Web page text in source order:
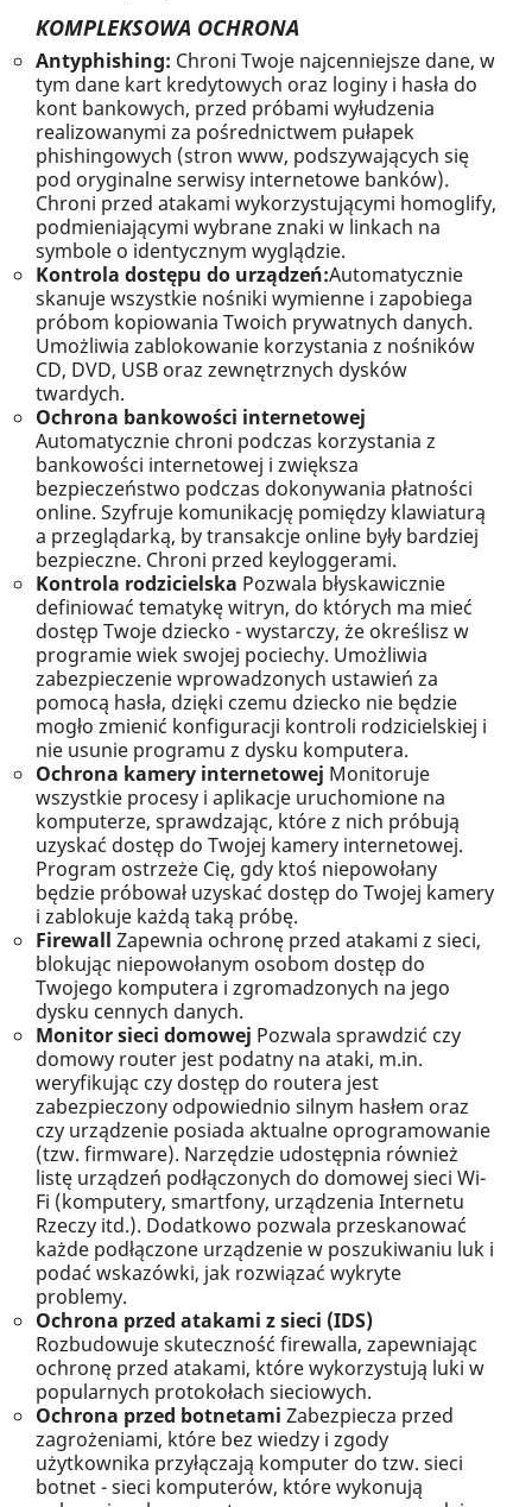
KOMPLEKSOWA OCHRONA
Antyphishing: Chroni Twoje najcenniejsze dane, w
tym dane kart kredytowych oraz loginy i hasła do
kont bankowych, przed próbami wyłudzenia
realizowanymi za pośrednictwem pułapek
phishingowych (stron www, podszywających się
pod oryginalne serwisy internetowe banków).
Chroni przed atakami wykorzystującymi homoglify,
podmieniającymi wybrane znaki w linkach na
symbole o identycznym wyglądzie.
Kontrola dostępu do urządzeń:Automatycznie
skanuje wszystkie nośniki wymienne i zapobiega
próbom kopiowania Twoich prywatnych danych.
Umożliwia zablokowanie korzystania z nośników
CD, DVD, USB oraz zewnętrznych dysków
twardych.
Ochrona bankowości internetowej
Automatycznie chroni podczas korzystania z
bankowości internetowej i zwiększa
bezpieczeństwo podczas dokonywania płatności
online. Szyfruje komunikację pomiędzy klawiaturą
a przeglądarką, by transakcje online były bardziej
bezpieczne. Chroni przed keyloggerami.
Kontrola rodzicielska Pozwala błyskawicznie
definiować tematykę witryn, do których ma mieć
dostęp Twoje dziecko - wystarczy, że określisz w
programie wiek swojej pociechy. Umożliwia
zabezpieczenie wprowadzonych ustawień za
pomocą hasła, dzięki czemu dziecko nie będzie
mogło zmienić konfiguracji kontroli rodzicielskiej i
nie usunie programu z dysku komputera.
Ochrona kamery internetowej Monitoruje
wszystkie procesy i aplikacje uruchomione na
komputerze, sprawdzając, które z nich próbują
uzyskać dostęp do Twojej kamery internetowej.
Program ostrzeże Cię, gdy ktoś niepowołany
będzie próbował uzyskać dostęp do Twojej kamery
i zablokuje każdą taką próbę.
Firewall Zapewnia ochronę przed atakami z sieci,
blokując niepowołanym osobom dostęp do
Twojego komputera i zgromadzonych na jego
dysku cennych danych.
Monitor sieci domowej Pozwala sprawdzić czy
domowy router jest podatny na ataki, m.in.
weryfikując czy dostęp do routera jest
zabezpieczony odpowiednio silnym hasłem oraz
czy urządzenie posiada aktualne oprogramowanie
(tzw. firmware). Narzędzie udostępnia również
listę urządzeń podłączonych do domowej sieci Wi-
Fi (komputery, smartfony, urządzenia Internetu
Rzeczy itd.). Dodatkowo pozwala przeskanować
każde podłączone urządzenie w poszukiwaniu luk i
podać wskazówki, jak rozwiązać wykryte
problemy.
Ochrona przed atakami z sieci (IDS)
Rozbudowuje skuteczność firewalla, zapewniając
ochronę przed atakami, które wykorzystują luki w
popularnych protokołach sieciowych.
Ochrona przed botnetami Zabezpiecza przed
zagrożeniami, które bez wiedzy i zgody
użytkownika przyłączają komputer do tzw. sieci
botnet - sieci komputerów, które wykonują